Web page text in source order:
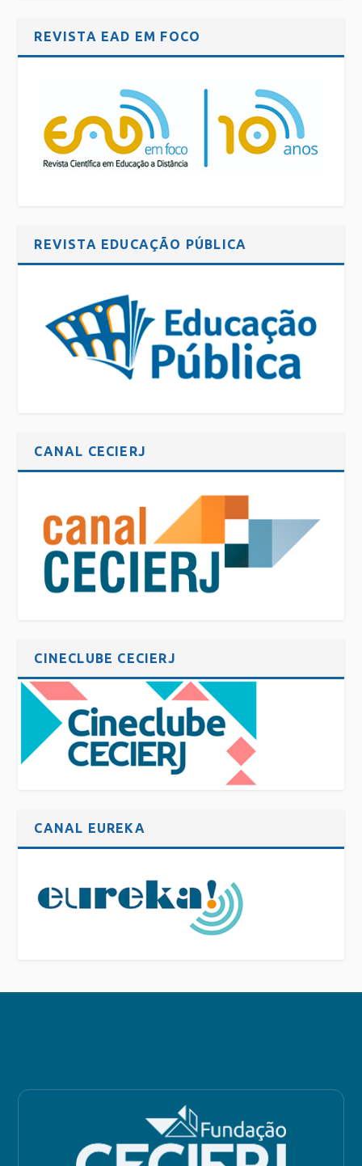
REVISTA EAD EM FOCO
REVISTA EDUCAÇÃO PÚBLICA
CANAL CECIERJ
CINECLUBE CECIERJ
CANAL EUREKA